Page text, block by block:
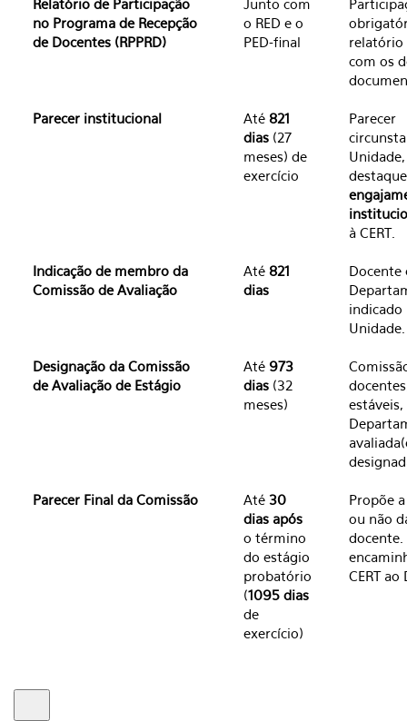
Relatório de Participação
no Programa de Recepção
de Docentes (RPPRD)
Junto com
o RED e o
PED-final
relatório
com os
Parecer institucional Até 821
dias (27
meses) de
exercício
Parecer
à CERT.
Indicação de membro da
Comissão de Avaliação
Até 821
dias
Docente
indicado
Unidade.
Designação da Comissão
de Avaliação de Estágio
Até 973
dias (32
meses)
estáveis,
Parecer Final da Comissão Até 30
dias após
o término
do estágio
probatório
(1095 dias
de
exercício)
Propõe
ou não
docente.
CERT ao